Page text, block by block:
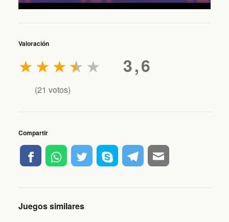
Valoración
3,6
★
★
★
★
★
(21 votos)
Compartir
Juegos similares